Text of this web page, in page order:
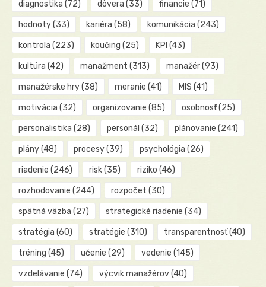
diagnostika (72) dôvera (33) financie (71)
hodnoty(33) kariéra (58) komunikácia (243)
kontrola (223) koučing (25) KPI (43)
kultúra (42) manažment (313) manažér(93)
manažérske hry(38) meranie (41) MIS (41)
motivácia (32) organizovanie (85) osobnosť(25)
personalistika (28) personál (32) plánovanie (241)
plány(48) procesy(39) psychológia (26)
riadenie (246) risk(35) riziko (46)
rozhodovanie (244) rozpočet (30)
spätná väzba (27) strategické riadenie (34)
stratégia (60) stratégie (310) transparentnosť(40)
tréning (45) učenie (29) vedenie (145)
vzdelávanie (74) výcvik manažérov(40)